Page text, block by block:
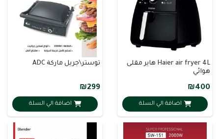
Haier air fryer 4L هاير مقلى
هوائي
₪400
اضافة الي السلة
توستر\جريل ماركة ADC
₪299
اضافة الي السلة